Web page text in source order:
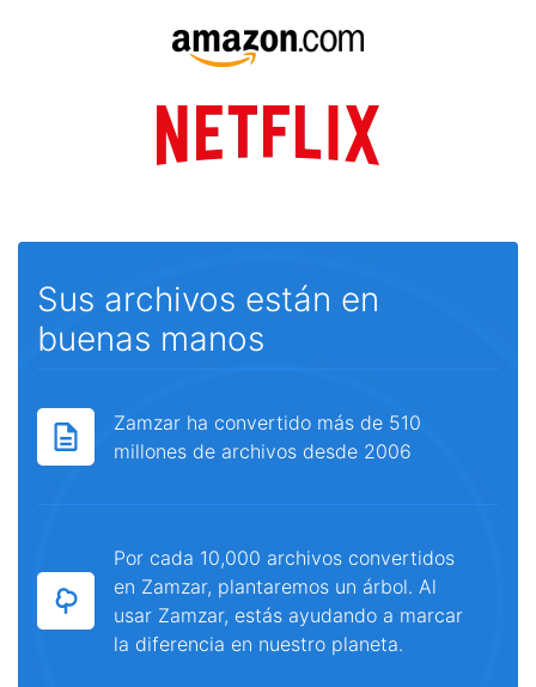
Sus archivos están en
buenas manos
Zamzar ha convertido más de 510
millones de archivos desde 2006
Por cada 10,000 archivos convertidos
en Zamzar, plantaremos un árbol. Al
usar Zamzar, estás ayudando a marcar
la diferencia en nuestro planeta.